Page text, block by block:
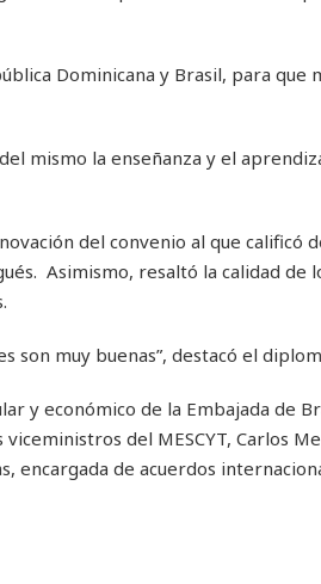
Dominicana y Brasil, para que
mismo la enseñanza y el
del convenio al que calificó
Asimismo, resaltó la calidad de
son muy buenas”, destacó el
y económico de la Embajada de
del MESCYT, Carlos
encargada de acuerdos